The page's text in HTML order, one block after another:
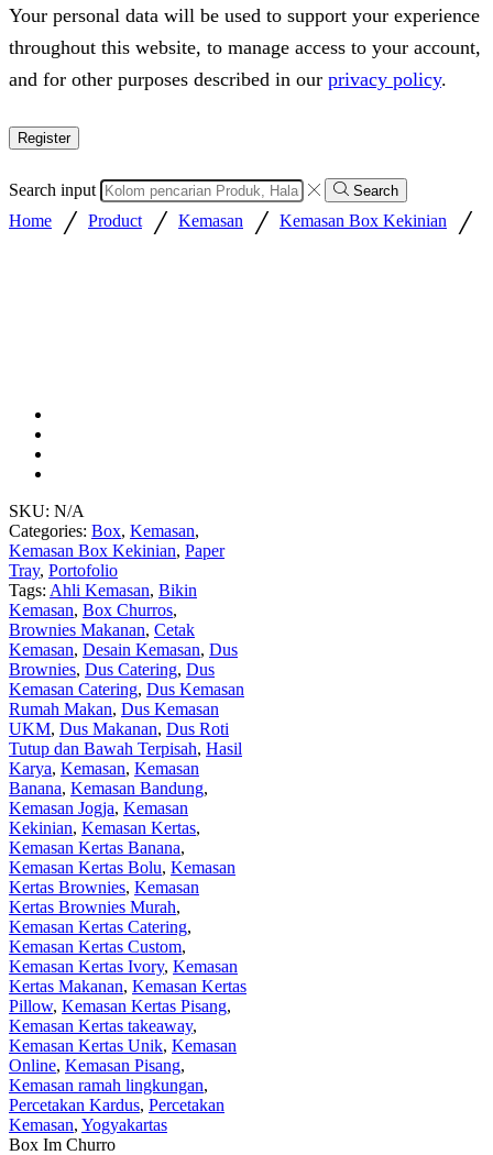
Your personal data will be used to support your experience
throughout this website, to manage access to your account,
and for other purposes described in our privacy policy.
Register
Search input Search
Home / Product / Kemasan / Kemasan Box Kekinian /
SKU: N/A
Categories: Box, Kemasan,
Kemasan Box Kekinian, Paper
Tray, Portofolio
Tags: Ahli Kemasan, Bikin
Kemasan, Box Churros,
Brownies Makanan, Cetak
Kemasan, Desain Kemasan, Dus
Brownies, Dus Catering, Dus
Kemasan Catering, Dus Kemasan
Rumah Makan, Dus Kemasan
UKM, Dus Makanan, Dus Roti
Tutup dan Bawah Terpisah, Hasil
Karya, Kemasan, Kemasan
Banana, Kemasan Bandung,
Kemasan Jogja, Kemasan
Kekinian, Kemasan Kertas,
Kemasan Kertas Banana,
Kemasan Kertas Bolu, Kemasan
Kertas Brownies, Kemasan
Kertas Brownies Murah,
Kemasan Kertas Catering,
Kemasan Kertas Custom,
Kemasan Kertas Ivory, Kemasan
Kertas Makanan, Kemasan Kertas
Pillow, Kemasan Kertas Pisang,
Kemasan Kertas takeaway,
Kemasan Kertas Unik, Kemasan
Online, Kemasan Pisang,
Kemasan ramah lingkungan,
Percetakan Kardus, Percetakan
Kemasan, Yogyakartas
Box Im Churro